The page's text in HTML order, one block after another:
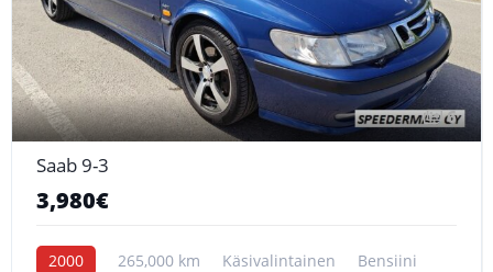
6
Saab 9-3
3,980€
2000 265,000 km Käsivalintainen Bensiini